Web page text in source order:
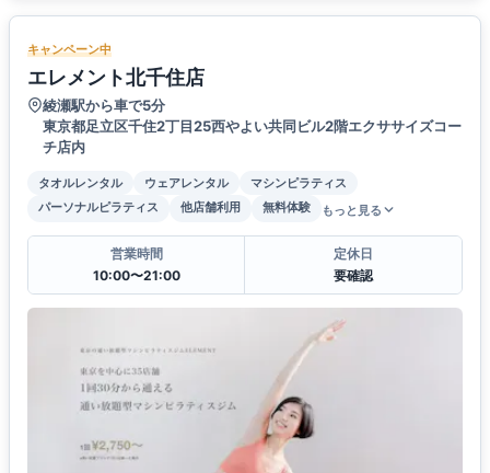
キャンペーン中
エレメント北千住店
綾瀬駅から車で5分
東京都足立区千住2丁目25西やよい共同ビル2階エクササイズコー
チ店内
タオルレンタル ウェアレンタル
マシンピラティス
パーソナルピラティス
他店舗利用 無料体験 もっと見る
営業時間
10:00〜21:00
定休日
要確認